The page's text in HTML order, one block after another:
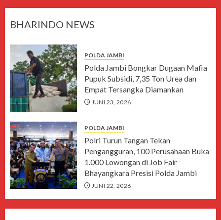
BHARINDO NEWS
POLDA JAMBI
Polda Jambi Bongkar Dugaan Mafia
Pupuk Subsidi, 7,35 Ton Urea dan
Empat Tersangka Diamankan
JUNI 23, 2026
POLDA JAMBI
Polri Turun Tangan Tekan
Pengangguran, 100 Perusahaan Buka
1.000 Lowongan di Job Fair
Bhayangkara Presisi Polda Jambi
JUNI 22, 2026